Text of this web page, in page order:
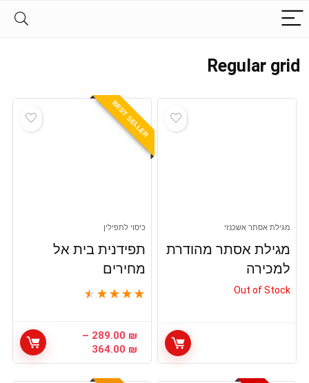
Regular grid
מגילת אסתר אשכנזי
מגילת אסתר מהודרת
למכירה
Out of Stock
BEST SELLER
כיסוי לתפילין
תפידנית בית אל
מחירים
★
★
★
★
★
289.00 ₪
–
364.00 ₪
מחירים: